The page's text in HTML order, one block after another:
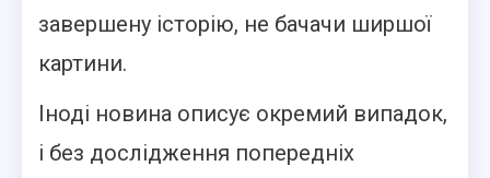
завершену історію, не бачачи ширшої
картини.
Іноді новина описує окремий випадок,
і без дослідження попередніх